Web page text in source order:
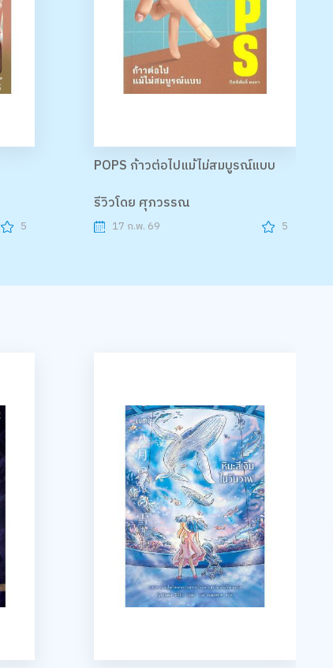
5
POPS ก้าวต่อไปแม้ไม่สมบูรณ์แบบ
รีวิวโดย ศุภวรรณ
17 ก.พ. 69 5